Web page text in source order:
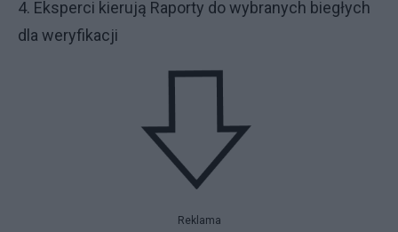
4. Eksperci kierują Raporty do wybranych biegłych
dla weryfikacji
Reklama